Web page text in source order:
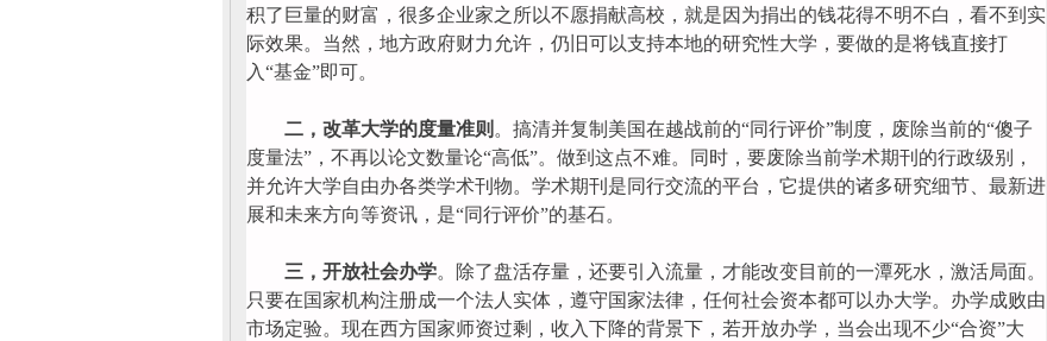
积了巨量的财富，很多企业家之所以不愿捐献高校，就是因为捐出的钱花得不明不白，看不到实
际效果。当然，地方政府财力允许，仍旧可以支持本地的研究性大学，要做的是将钱直接打
入“基金”即可。
二，改革大学的度量准则 。搞清并复制美国在越战前的“同行评价”制度，废除当前的“傻子
度量法”，不再以论文数量论“高低”。做到这点不难。同时，要废除当前学术期刊的行政级别，
并允许大学自由办各类学术刊物。学术期刊是同行交流的平台，它提供的诸多研究细节、最新进
展和未来方向等资讯，是“同行评价”的基石。
三，开放社会办学。除了盘活存量，还要引入流量，才能改变目前的一潭死水，激活局面。
只要在国家机构注册成一个法人实体，遵守国家法律，任何社会资本都可以办大学。办学成败由
市场定验。现在西方国家师资过剩，收入下降的背景下，若开放办学，当会出现不少“合资”大